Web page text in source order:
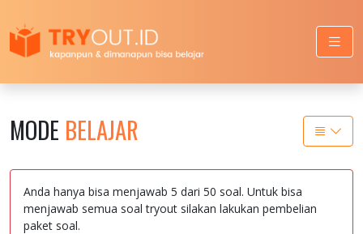
MODE BELAJAR
Anda hanya bisa menjawab 5 dari 50 soal. Untuk bisa
menjawab semua soal tryout silakan lakukan pembelian
paket soal.